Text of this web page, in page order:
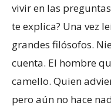
vivir en las
te explica? Una vez
grandes filósofos.
cuenta. El hombre
camello. Quien
pero aún no hace